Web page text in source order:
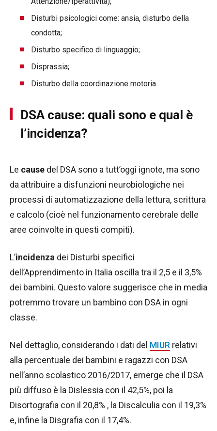
Disturbi psicologici come: ansia, disturbo della
condotta;
Disturbo specifico di linguaggio;
Disprassia;
Disturbo della coordinazione motoria.
DSA cause: quali sono e qual è
l’incidenza?
Le cause del DSA sono a tutt’oggi ignote, ma sono
da attribuire a disfunzioni neurobiologiche nei
processi di automatizzazione della lettura, scrittura
e calcolo (cioè nel funzionamento cerebrale delle
aree coinvolte in questi compiti).
L’incidenza dei Disturbi specifici
dell’Apprendimento in Italia oscilla tra il 2,5 e il 3,5%
dei bambini. Questo valore suggerisce che in media
potremmo trovare un bambino con DSA in ogni
classe.
Nel dettaglio, considerando i dati del MIUR relativi
alla percentuale dei bambini e ragazzi con DSA
nell’anno scolastico 2016/2017, emerge che il DSA
più diffuso è la Dislessia con il 42,5%, poi la
Disortografia con il 20,8% , la Discalculia con il 19,3%
e, infine la Disgrafia con il 17,4%.